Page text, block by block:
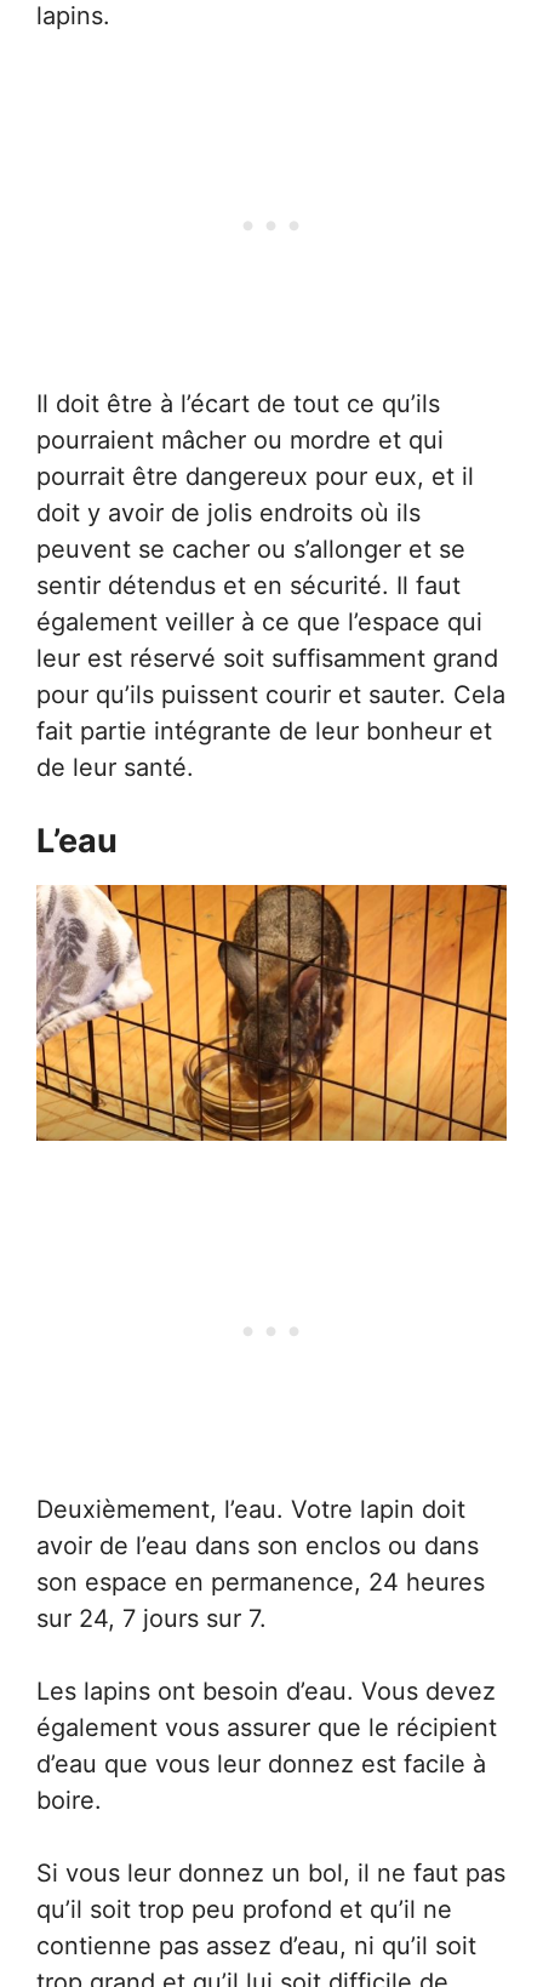
lapins.
Il doit être à l’écart de tout ce qu’ils
pourraient mâcher ou mordre et qui
pourrait être dangereux pour eux, et il
doit y avoir de jolis endroits où ils
peuvent se cacher ou s’allonger et se
sentir détendus et en sécurité. Il faut
également veiller à ce que l’espace qui
leur est réservé soit suffisamment grand
pour qu’ils puissent courir et sauter. Cela
fait partie intégrante de leur bonheur et
de leur santé.
L’eau
Deuxièmement, l’eau. Votre lapin doit
avoir de l’eau dans son enclos ou dans
son espace en permanence, 24 heures
sur 24, 7 jours sur 7.
Les lapins ont besoin d’eau. Vous devez
également vous assurer que le récipient
d’eau que vous leur donnez est facile à
boire.
Si vous leur donnez un bol, il ne faut pas
qu’il soit trop peu profond et qu’il ne
contienne pas assez d’eau, ni qu’il soit